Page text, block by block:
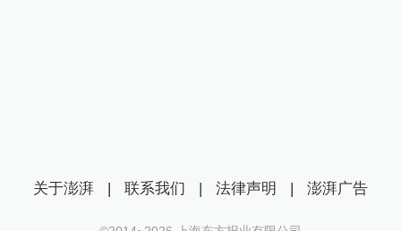
关于澎湃 | 联系我们 | 法律声明 | 澎湃广告